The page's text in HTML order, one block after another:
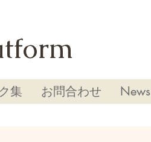
集 お問合わせ News